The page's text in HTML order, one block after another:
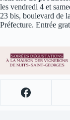
les vendredi 4 et
23 bis, boulevard de
Préfecture. Entrée